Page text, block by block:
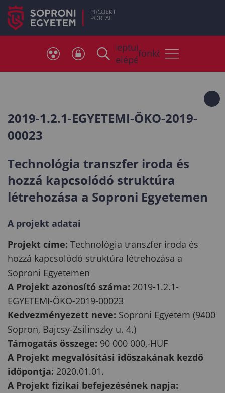
Neptun
belépés
Telefonkönyv
2019-1.2.1-EGYETEMI-ÖKO-2019-
00023
Technológia transzfer iroda és
hozzá kapcsolódó struktúra
létrehozása a Soproni Egyetemen
A projekt adatai
Projekt címe: Technológia transzfer iroda és
hozzá kapcsolódó struktúra létrehozása a
Soproni Egyetemen
A Projekt azonosító száma: 2019-1.2.1-
EGYETEMI-ÖKO-2019-00023
Kedvezményezett neve: Soproni Egyetem (9400
Sopron, Bajcsy-Zsilinszky u. 4.)
Támogatás összege: 90 000 000,-HUF
A Projekt megvalósítási időszakának kezdő
időpontja: 2020.01.01.
A Projekt fizikai befejezésének napja: